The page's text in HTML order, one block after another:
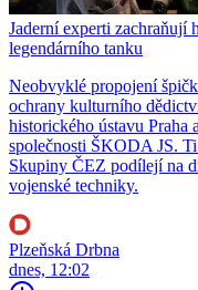
Jaderní experti
legendárního tanku
Neobvyklé propojení
ochrany kulturního
historického ústavu
společnosti ŠKODA JS.
Skupiny ČEZ podílejí na
vojenské techniky.
Plzeňská Drbna
dnes, 12:02